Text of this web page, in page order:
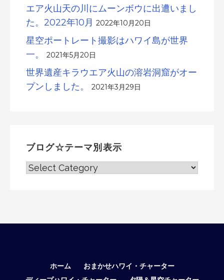
エア火山天の川にムーンボウに出遭いまし
た。2022年10月 2022年10月20日
星空ポートレート撮影はハワイ島が世界
一。
2021年5月20日
世界遺産キラウエア火山の溶岩洞窟がオー
プンしました。
2021年3月29日
ブログ☆テーマ別表示
ブ
示
ホーム
おまかせハワイ・チャーター